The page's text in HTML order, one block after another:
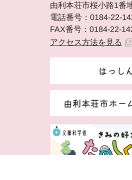
由利本荘市桜小路1番
電話番号：0184-22-
FAX番号：0184-22-
アクセス方法を見る
はっし
由利本荘市ホ